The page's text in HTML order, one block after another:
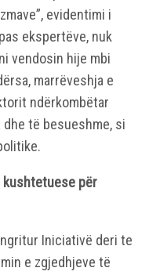
evidentimi i
ekspertëve, nuk
vendosin hije mbi
marrëveshja e
ndërkombëtar
të besueshme, si
kushtetuese për
Iniciativë deri te
e zgjedhjeve të